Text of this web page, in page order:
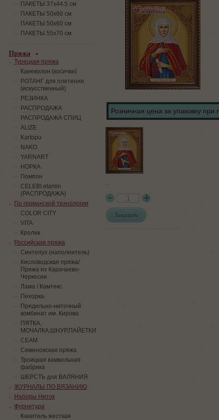
Розничная цена за упаковку при
-
Заказать
ПАКЕТЫ 37х44.5 см
ПАКЕТЫ 50х60 см
ПАКЕТЫ 50х60 см
ПАКЕТЫ 55х70 см
Пряжа
Турецкая пряжа
Канеколон (косички)
РОТАНГ для плетения
(искусственный)
PЕЗИНКА
РАСПРОДАЖА
РАСПРОДАЖА СПИЦ
ALIZE
Kartopu
NAKO
YARNART
НОРКА
Помпон
СELEBI etamin
(РАСПРОДАЖА)
По германской технологии
COLOR CITY
VITA
Кролик
Российская пряжа
Синтепух (наполнитель)
Кисловодская пряжа/
Пряжа из Карачаево-
Черкесии
Лама / Камтекс
Пехорка
Прядильно-ниточный
комбинат им. Кирова
ПЯТКА,
МОЧАЛКА,ШНУР,ПАЙЕТКИ
СЕАМ
Семеновская пряжа
Троицкая камвольная
фабрика
ШЕРСТЬ для ВАЛЯНИЯ
ЖУРНАЛЫ ПО ВЯЗАНИЮ
Наборы Ниток
Фурнитура
Канитель жесткая